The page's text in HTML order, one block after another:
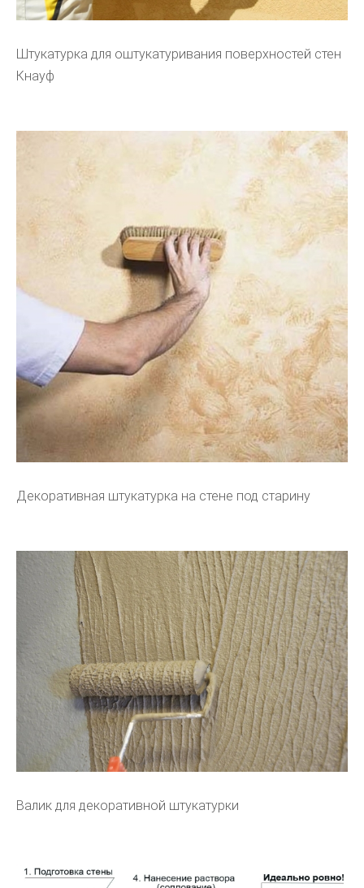
Штукатурка для оштукатуривания поверхностей стен
Кнауф
Декоративная штукатурка на стене под старину
Валик для декоративной штукатурки